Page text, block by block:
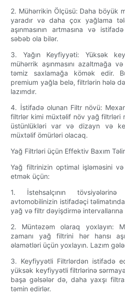
2. Mühərrikin Ölçüsü: Daha böyük
yaradır və daha çox yağlama
aşınmasının artmasına və
səbəb ola bilər.
3. Yağın Keyfiyyəti: Yüksək
mühərrik aşınmasını azaltmağa
təmiz saxlamağa kömək edir.
premium yağla belə, filtrlərin hələ
lazımdır.
4. İstifadə olunan Filtr növü:
filtrlər kimi müxtəlif növ yağ filtrləri
üstünlükləri var və dizayn və
müxtəlif ömürləri olacaq.
Yağ Filtrləri üçün Effektiv Baxım
Yağ filtrinizin optimal işləməsini
etmək üçün:
1. İstehsalçının
avtomobilinizin istifadəçi
yağ və filtr dəyişdirmə intervallarına
2. Müntəzəm olaraq yoxlayın:
zamanı yağ filtrini hər hansı
əlamətləri üçün yoxlayın. Lazım
3. Keyfiyyətli Filtrlərdən istifadə
yüksək keyfiyyətli filtrlərinə
başa gəlsələr də, daha yaxşı
təmin edirlər.